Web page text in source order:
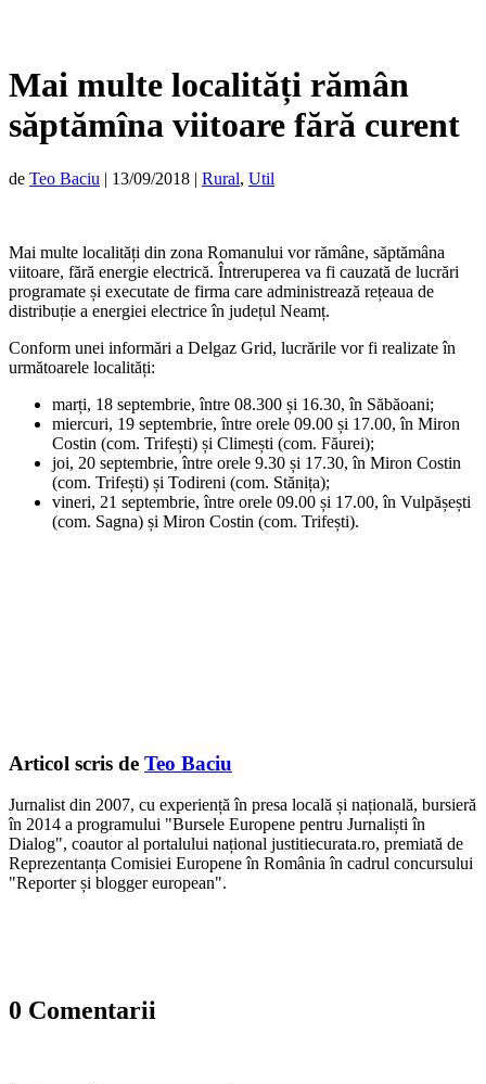
Mai multe localități rămân
săptămîna viitoare fără curent
de Teo Baciu | 13/09/2018 | Rural, Util
Mai multe localități din zona Romanului vor rămâne, săptămâna
viitoare, fără energie electrică. Întreruperea va fi cauzată de lucrări
programate și executate de firma care administrează rețeaua de
distribuție a energiei electrice în județul Neamț.
Conform unei informări a Delgaz Grid, lucrările vor fi realizate în
următoarele localități:
marți, 18 septembrie, între 08.300 și 16.30, în Săbăoani;
miercuri, 19 septembrie, între orele 09.00 și 17.00, în Miron
Costin (com. Trifești) și Climești (com. Făurei);
joi, 20 septembrie, între orele 9.30 și 17.30, în Miron Costin
(com. Trifești) și Todireni (com. Stănița);
vineri, 21 septembrie, între orele 09.00 și 17.00, în Vulpășești
(com. Sagna) și Miron Costin (com. Trifești).
Articol scris de Teo Baciu
Jurnalist din 2007, cu experiență în presa locală și națională, bursieră
în 2014 a programului "Bursele Europene pentru Jurnaliști în
Dialog", coautor al portalului național justitiecurata.ro, premiată de
Reprezentanța Comisiei Europene în România în cadrul concursului
"Reporter și blogger european".
0 Comentarii